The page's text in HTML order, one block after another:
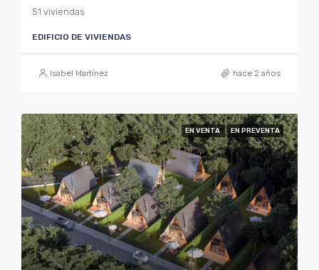
51 viviendas
EDIFICIO DE VIVIENDAS
Isabel Martínez hace 2 años
EN VENTA EN PREVENTA